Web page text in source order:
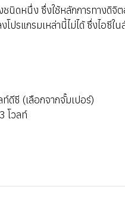
ชนิดหนึ่ง ซึ่งใช้หลักการทาง
โปรแกรมเหล่านี้ไม่ได้ ซึ่งไอ
ดีซี (เลือกจากจั๊มเปอร์)
โวลท์